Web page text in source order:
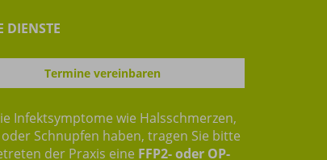
DIENSTE
Termine vereinbaren
Infektsymptome wie Halsschmerzen,
Schnupfen haben, tragen Sie bitte
der Praxis eine FFP2- oder OP-